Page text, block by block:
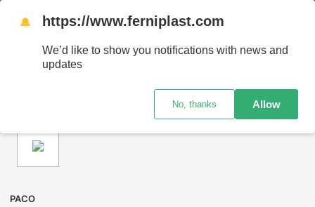
PACO
🔔 https://www.ferniplast.com
We’d like to show you notifications with news and
updates
No, thanks Allow